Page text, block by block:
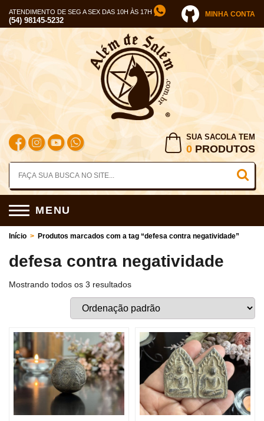
ATENDIMENTO DE SEG A SEX DAS 10H ÀS 17H
(54) 98145-5232
MINHA CONTA
SUA SACOLA TEM
0 PRODUTOS
MENU
Início > Produtos marcados com a tag “defesa contra negatividade”
defesa contra negatividade
Mostrando todos os 3 resultados